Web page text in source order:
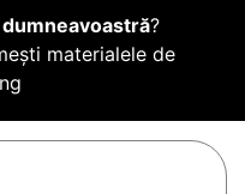
?
materialele de